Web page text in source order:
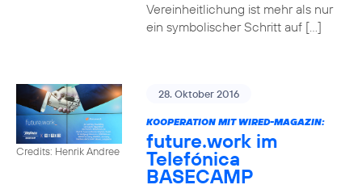
Vereinheitlichung ist mehr als nur
ein symbolischer Schritt auf […]
Credits: Henrik Andree
28. Oktober 2016
KOOPERATION MIT WIRED-MAGAZIN:
future.work im
Telefónica
BASECAMP